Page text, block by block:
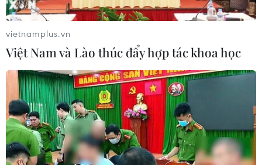
Doanh nghiệp khó tiếp cận gói 300.000
tỷ: Cần sự tương tác từ 2 phía
08/05/2020 09:29
Lãnh đạo hiệp hội doanh nghiệp khuyên các thành viên
nên chủ động tìm kiếm thị trường đầu ra và đầu vào
vietnamplus.vn
Việt Nam và Lào thúc đẩy hợp tác khoa học